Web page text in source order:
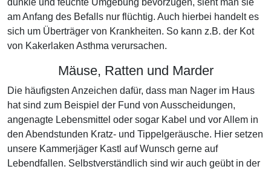
dunkle und feuchte Umgebung bevorzugen, sieht man sie
am Anfang des Befalls nur flüchtig. Auch hierbei handelt es
sich um Überträger von Krankheiten. So kann z.B. der Kot
von Kakerlaken Asthma verursachen.
Mäuse, Ratten und Marder
Die häufigsten Anzeichen dafür, dass man Nager im Haus
hat sind zum Beispiel der Fund von Ausscheidungen,
angenagte Lebensmittel oder sogar Kabel und vor Allem in
den Abendstunden Kratz- und Tippelgeräusche. Hier setzen
unsere Kammerjäger Kastl auf Wunsch gerne auf
Lebendfallen. Selbstverständlich sind wir auch geübt in der